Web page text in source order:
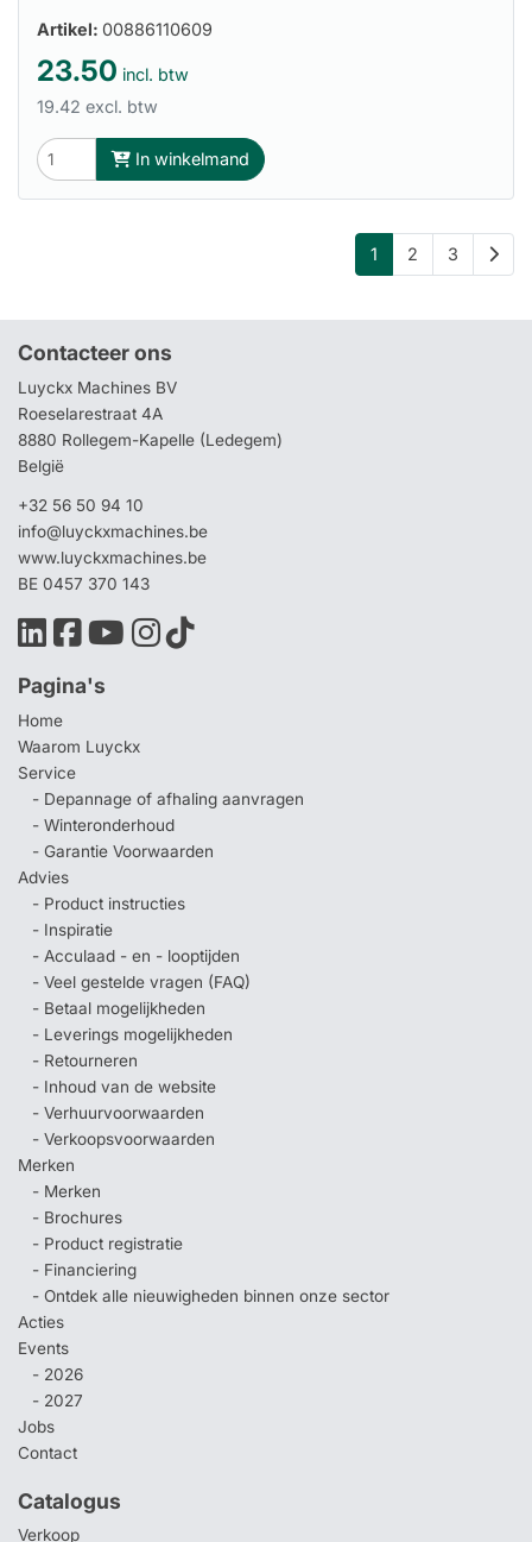
Artikel: 00886110609
23.50 incl. btw
19.42 excl. btw
In winkelmand
1 2 3
Contacteer ons
Luyckx Machines BV
Roeselarestraat 4A
8880 Rollegem-Kapelle (Ledegem)
België
+32 56 50 94 10
info@luyckxmachines.be
www.luyckxmachines.be
BE 0457 370 143
Pagina's
Home
Waarom Luyckx
Service
- Depannage of afhaling aanvragen
- Winteronderhoud
- Garantie Voorwaarden
Advies
- Product instructies
- Inspiratie
- Acculaad - en - looptijden
- Veel gestelde vragen (FAQ)
- Betaal mogelijkheden
- Leverings mogelijkheden
- Retourneren
- Inhoud van de website
- Verhuurvoorwaarden
- Verkoopsvoorwaarden
Merken
- Merken
- Brochures
- Product registratie
- Financiering
- Ontdek alle nieuwigheden binnen onze sector
Acties
Events
- 2026
- 2027
Jobs
Contact
Catalogus
Verkoop